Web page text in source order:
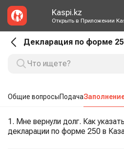
Kaspi.kz
Открыть в Приложении
Общие вопросыПодача
1. Мне вернули долг. Как
декларации по форме 250 в